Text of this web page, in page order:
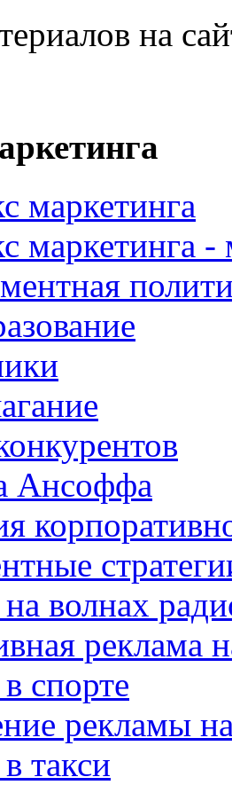
на
маркетинга
маркетинга
Ансоффа
волнах
реклама
спорте
рекламы
такси